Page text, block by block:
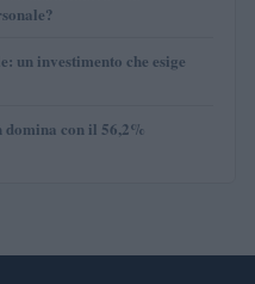
un investimento che esige
con il 56,2%